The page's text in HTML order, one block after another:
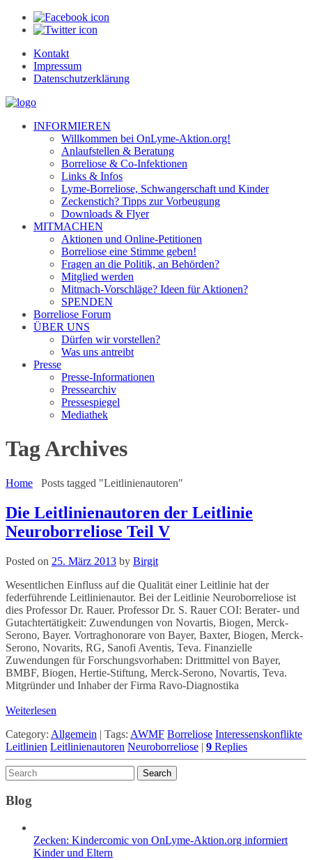
Kontakt
Impressum
Datenschutzerklärung
INFORMIEREN
Willkommen bei OnLyme-Aktion.org!
Anlaufstellen & Beratung
Borreliose & Co-Infektionen
Links & Infos
Lyme-Borreliose, Schwangerschaft und Kinder
Zeckenstich? Tipps zur Vorbeugung
Downloads & Flyer
MITMACHEN
Aktionen und Online-Petitionen
Borreliose eine Stimme geben!
Fragen an die Politik, an Behörden?
Mitglied werden
Mitmach-Vorschläge? Ideen für Aktionen?
SPENDEN
Borreliose Forum
ÜBER UNS
Dürfen wir vorstellen?
Was uns antreibt
Presse
Presse-Informationen
Pressearchiv
Pressespiegel
Mediathek
Tag Archives
Home Posts tagged "Leitlinienautoren"
Die Leitlinienautoren der Leitlinie
Neuroborreliose Teil V
Posted on 25. März 2013 by Birgit
Wesentlichen Einfluss auf die Qualität einer Leitlinie hat der
federführende Leitlinienautor. Bei der Leitlinie Neuroborreliose ist
dies Professor Dr. Rauer. Professor Dr. S. Rauer COI: Berater- und
Gutachtertätigkeit: Zuwendungen von Novartis, Biogen, Merck-
Serono, Bayer. Vortraghonorare von Bayer, Baxter, Biogen, Merck-
Serono, Novarits, RG, Sanofi Aventis, Teva. Finanzielle
Zuwendungen für Forschungsvorhaben: Drittmittel von Bayer,
BMBF, Biogen, Hertie-Stiftung, Merck-Serono, Novartis, Teva.
Mitgründer und Inhaber der Firma Ravo-Diagnostika
Weiterlesen
Category: Allgemein | Tags: AWMF Borreliose Interessenskonflikte
Leitlinien Leitlinienautoren Neuroborreliose | 9 Replies
Blog
Zecken: Kindercomic von OnLyme-Aktion.org informiert
Kinder und Eltern